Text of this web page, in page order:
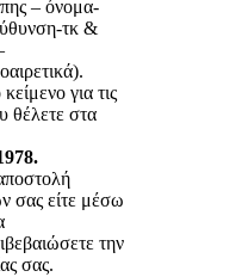
– όνομα-
τκ &
για τις
θέλετε στα
σας είτε μέσω
την
σας.